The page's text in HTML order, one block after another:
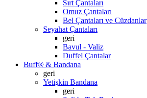
Sırt Çantaları
Omuz Çantaları
Bel Çantaları ve Cüzdanlar
Seyahat Çantaları
geri
Bavul - Valiz
Duffel Çantalar
Buff® & Bandana
geri
Yetişkin Bandana
geri